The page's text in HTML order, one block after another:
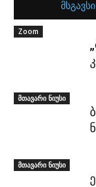
Zoom
მთავარი ნიუსი
მთავარი ნიუსი